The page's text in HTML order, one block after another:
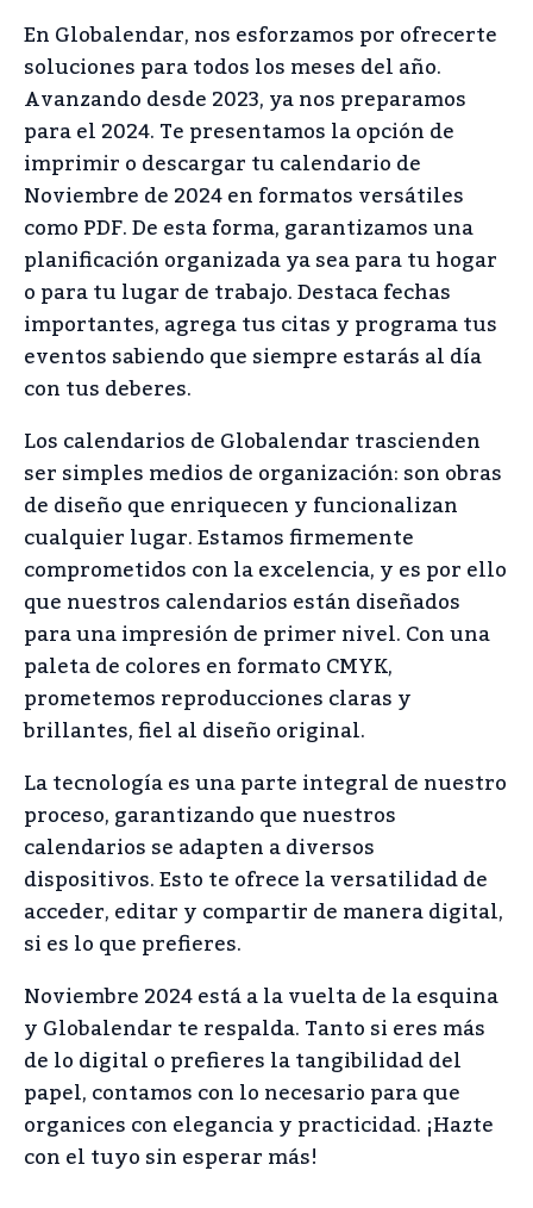
En Globalendar, nos esforzamos por ofrecerte
soluciones para todos los meses del año.
Avanzando desde 2023, ya nos preparamos
para el 2024. Te presentamos la opción de
imprimir o descargar tu calendario de
Noviembre de 2024 en formatos versátiles
como PDF. De esta forma, garantizamos una
planificación organizada ya sea para tu hogar
o para tu lugar de trabajo. Destaca fechas
importantes, agrega tus citas y programa tus
eventos sabiendo que siempre estarás al día
con tus deberes.
Los calendarios de Globalendar trascienden
ser simples medios de organización: son obras
de diseño que enriquecen y funcionalizan
cualquier lugar. Estamos firmemente
comprometidos con la excelencia, y es por ello
que nuestros calendarios están diseñados
para una impresión de primer nivel. Con una
paleta de colores en formato CMYK,
prometemos reproducciones claras y
brillantes, fiel al diseño original.
La tecnología es una parte integral de nuestro
proceso, garantizando que nuestros
calendarios se adapten a diversos
dispositivos. Esto te ofrece la versatilidad de
acceder, editar y compartir de manera digital,
si es lo que prefieres.
Noviembre 2024 está a la vuelta de la esquina
y Globalendar te respalda. Tanto si eres más
de lo digital o prefieres la tangibilidad del
papel, contamos con lo necesario para que
organices con elegancia y practicidad. ¡Hazte
con el tuyo sin esperar más!